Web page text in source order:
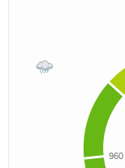
960